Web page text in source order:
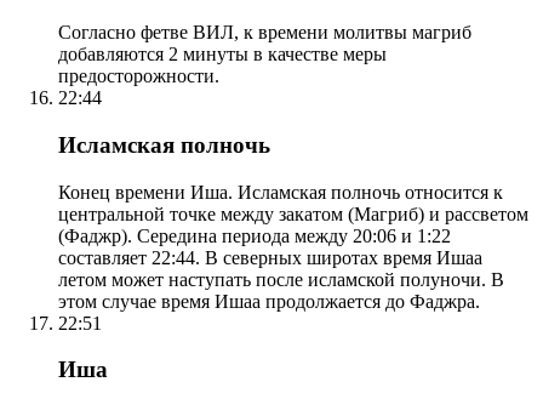
Согласно фетве ВИЛ, к времени молитвы магриб
добавляются 2 минуты в качестве меры
предосторожности.
22:44
Исламская полночь
Конец времени Иша. Исламская полночь относится к
центральной точке между закатом (Магриб) и рассветом
(Фаджр). Середина периода между 20:06 и 1:22
составляет 22:44. В северных широтах время Ишаа
летом может наступать после исламской полуночи. В
этом случае время Ишаа продолжается до Фаджра.
22:51
Иша